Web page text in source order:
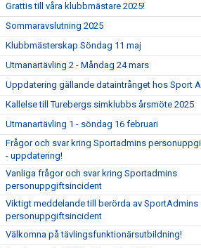
Grattis till våra klubbmästare 2025!
Sommaravslutning 2025
Klubbmästerskap Söndag 11 maj
Utmanartävling 2 - Måndag 24 mars
Uppdatering gällande dataintrånget hos Sport
Kallelse till Turebergs simklubbs årsmöte 2025
Utmanartävling 1 - söndag 16 februari
Frågor och svar kring Sportadmins
- uppdatering!
Vanliga frågor och svar kring Sportadmins
personuppgiftsincident
Viktigt meddelande till berörda av SportAdmins
personuppgiftsincident
Välkomna på tävlingsfunktionärsutbildning!